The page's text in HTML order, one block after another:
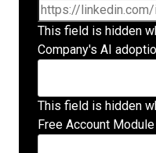
This field is hidden
Company's AI
This field is hidden
Free Account Module